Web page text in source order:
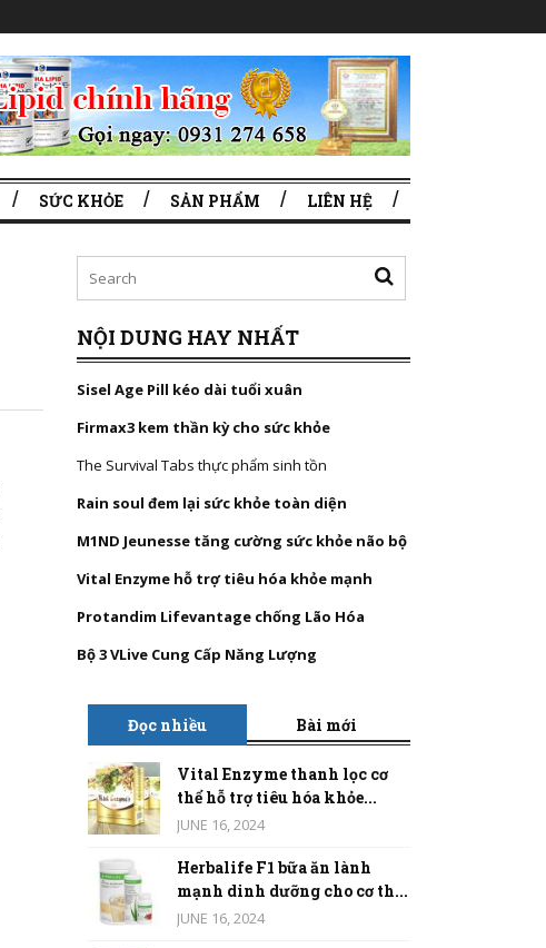
SỨC KHỎE SẢN PHẨM LIÊN HỆ
NỘI DUNG HAY NHẤT
Sisel Age Pill kéo dài tuổi xuân
Firmax3 kem thần kỳ cho sức khỏe
The Survival Tabs thực phẩm sinh tồn
Rain soul đem lại sức khỏe toàn diện
M1ND Jeunesse tăng cường sức khỏe não bộ
Vital Enzyme hỗ trợ tiêu hóa khỏe mạnh
Protandim Lifevantage chống Lão Hóa
Bộ 3 VLive Cung Cấp Năng Lượng
Đọc nhiều Bài mới
Vital Enzyme thanh lọc cơ
thể hỗ trợ tiêu hóa khỏe...
JUNE 16, 2024
Herbalife F1 bữa ăn lành
mạnh dinh dưỡng cho cơ th...
JUNE 16, 2024